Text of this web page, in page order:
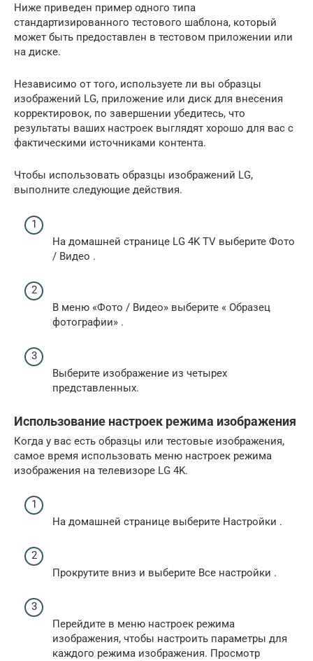
Ниже приведен пример одного типа
стандартизированного тестового шаблона, который
может быть предоставлен в тестовом приложении или
на диске.
Независимо от того, используете ли вы образцы
изображений LG, приложение или диск для внесения
корректировок, по завершении убедитесь, что
результаты ваших настроек выглядят хорошо для вас с
фактическими источниками контента.
Чтобы использовать образцы изображений LG,
выполните следующие действия.
На домашней странице LG 4K TV выберите Фото
/ Видео .
В меню «Фото / Видео» выберите « Образец
фотографии» .
Выберите изображение из четырех
представленных.
Использование настроек режима изображения
Когда у вас есть образцы или тестовые изображения,
самое время использовать меню настроек режима
изображения на телевизоре LG 4K.
На домашней странице выберите Настройки .
Прокрутите вниз и выберите Все настройки .
Перейдите в меню настроек режима
изображения, чтобы настроить параметры для
каждого режима изображения. Просмотр